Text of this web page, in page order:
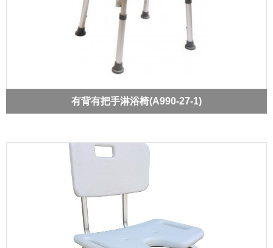
有背有把手淋浴椅(A990-27-1)